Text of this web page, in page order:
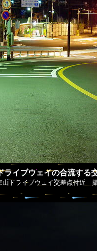
ライブウェイの合流する
山ドライブウェイ交差点付